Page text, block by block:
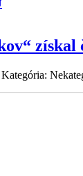
získal